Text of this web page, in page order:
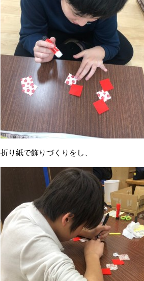
折り紙で飾りづくりをし、